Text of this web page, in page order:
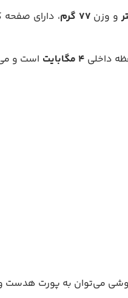
و وزن۷۷ گرم، دارای صفحه
4 مگابایت است و